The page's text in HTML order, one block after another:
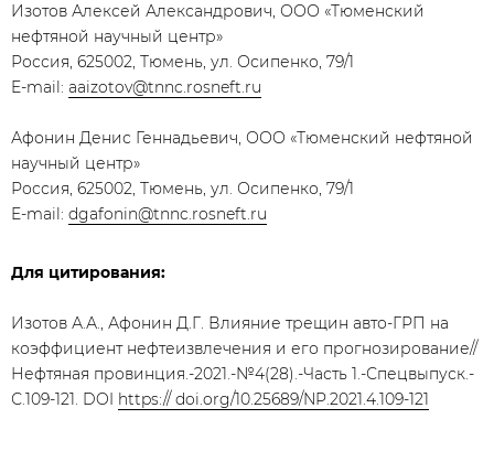
Изотов Алексей Александрович, ООО «Тюменский
нефтяной научный центр»
Россия, 625002, Тюмень, ул. Осипенко, 79/1
E-mail: aaizotov@tnnc.rosneft.ru
Афонин Денис Геннадьевич, ООО «Тюменский нефтяной
научный центр»
Россия, 625002, Тюмень, ул. Осипенко, 79/1
E-mail: dgafonin@tnnc.rosneft.ru
Для цитирования:
Изотов А.А., Афонин Д.Г. Влияние трещин авто-ГРП на
коэффициент нефтеизвлечения и его прогнозирование//
Нефтяная провинция.-2021.-№4(28).-Часть 1.-Спецвыпуск.-
С.109-121. DOI https:// doi.org/10.25689/NP.2021.4.109-121